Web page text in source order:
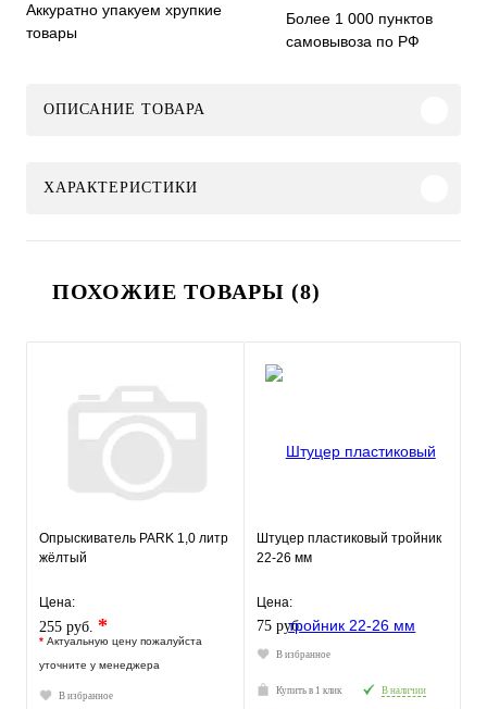
Аккуратно упакуем хрупкие
товары
Более 1 000 пунктов
самовывоза по РФ
ОПИСАНИЕ ТОВАРА
ХАРАКТЕРИСТИКИ
ПОХОЖИЕ ТОВАРЫ (8)
Опрыскиватель PARK 1,0 литр
жёлтый
Цена:
255 руб. *
* Актуальную цену пожалуйста
уточните у менеджера
В избранное
Штуцер пластиковый тройник
22-26 мм
Цена:
75 руб.
В избранное
Купить в 1 клик В наличии